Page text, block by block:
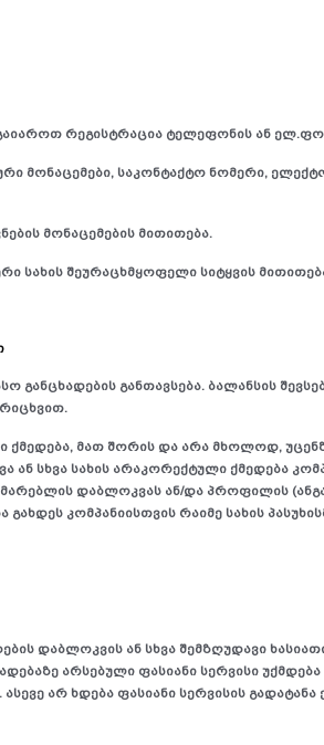
რეგისტრაცია ტელეფონის ან
მონაცემები, საკონტაქტო ნომერი,
მონაცემების მითითება.
სახის შეურაცხმყოფელი სიტყვის
განცხადების განთავსება. ბალანსის
ქმედება, მათ შორის და არა მხოლოდ,
სხვა სახის არაკორექტული ქმედება
დაბლოკვას ან/და პროფილის
კომპანიისთვის რაიმე სახის
დაბლოკვის ან სხვა შემზღუდავი
არსებული ფასიანი სერვისი უქმდება
არ ხდება ფასიანი სერვისის